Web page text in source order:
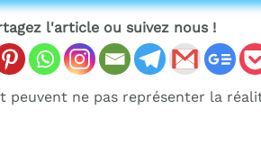
l'article ou suivez nous !
peuvent ne pas représenter la